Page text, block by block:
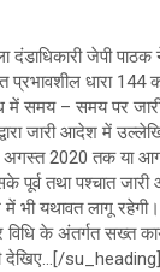
दंडाधिकारी जेपी
प्रभावशील धारा
समय – समय पर
जारी आदेश में
अगस्त 2020 तक या
तथा पश्चात जारी
भी यथावत लागू रहेगी।
के अंतर्गत सख्त
देखिए…[/su_heading]